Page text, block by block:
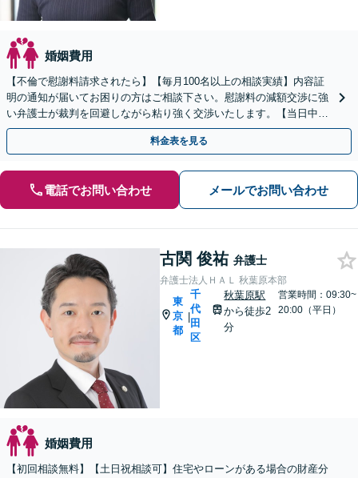
婚姻費用
【不倫で慰謝料請求されたら】【毎月100名以上の相談実績】内容証
明の通知が届いてお困りの方はご相談下さい。慰謝料の減額交渉に強
い弁護士が裁判を回避しながら粘り強く交渉いたします。【当日中の
相談可(予約制)】【東京都全域対応】
料金表を見る
電話でお問い合わせ メールでお問い合わせ
古関 俊祐 弁護士
弁護士法人ＨＡＬ 秋葉原本部
東
京
都
|
千
代
田
区
秋葉原駅
から徒歩2
分
営業時間：09:30~
20:00（平日）
婚姻費用
【初回相談無料】【土日祝相談可】住宅やローンがある場合の財産分